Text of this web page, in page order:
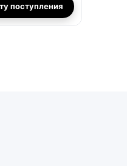
поступления